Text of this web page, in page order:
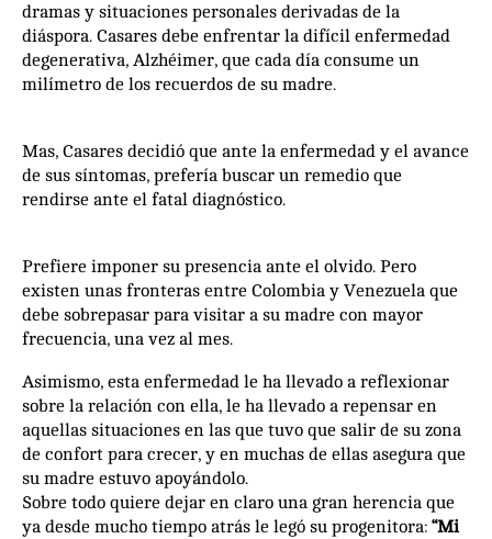
dramas y situaciones personales derivadas de la
diáspora. Casares debe enfrentar la difícil enfermedad
degenerativa, Alzhéimer, que cada día consume un
milímetro de los recuerdos de su madre.
Mas, Casares decidió que ante la enfermedad y el avance
de sus síntomas, prefería buscar un remedio que
rendirse ante el fatal diagnóstico.
Prefiere imponer su presencia ante el olvido. Pero
existen unas fronteras entre Colombia y Venezuela que
debe sobrepasar para visitar a su madre con mayor
frecuencia, una vez al mes.
Asimismo, esta enfermedad le ha llevado a reflexionar
sobre la relación con ella, le ha llevado a repensar en
aquellas situaciones en las que tuvo que salir de su zona
de confort para crecer, y en muchas de ellas asegura que
su madre estuvo apoyándolo.
Sobre todo quiere dejar en claro una gran herencia que
ya desde mucho tiempo atrás le legó su progenitora: “Mi